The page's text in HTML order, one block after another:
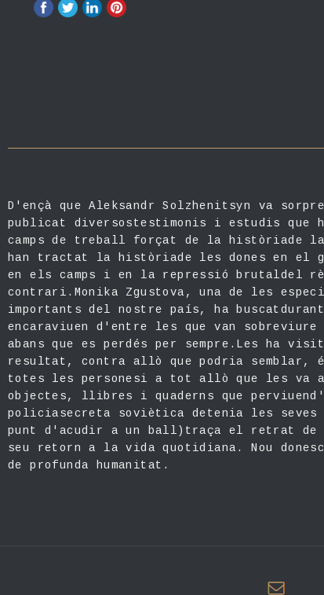
D'ençà que Aleksandr Solzhenitsyn va
publicat diversostestimonis i estudis que
camps de treball forçat de la històriade la
han tractat la històriade les dones en el
en els camps i en la repressió brutaldel
contrari.Monika Zgustova, una de les
importants del nostre país, ha
encaraviuen d'entre les que van
abans que es perdés per sempre.Les ha
resultat, contra allò que podria
totes les personesi a tot allò que les va
objectes, llibres i quaderns que
policiasecreta soviètica detenia les seves
punt d'acudir a un ball)traça el retrat de
seu retorn a la vida quotidiana. Nou
de profunda humanitat.